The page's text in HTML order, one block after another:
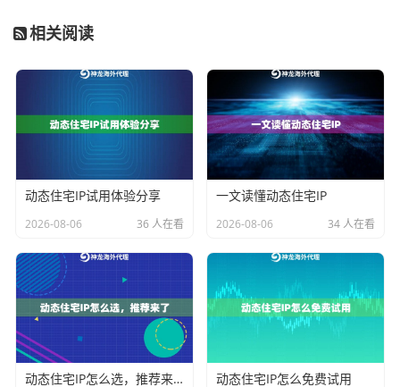
适合那些需要模拟真人行为、但IP更换需求不极端的场
景，例如跨境电商平台的日常商品上架、价格监控，或
者海外社交媒体的内容发布与互动。它的优势在于在可
信度和成本之间取得了良好平衡。
企业级动态住宅IP：
当你的业务升级，需要更广泛的全
海量IP去重，确保了资源的洁净，这对于广告投放团队
同时管理多个账户、金融科技公司进行风控数据采集等
成功率敏感的业务至关重要。如果你的业务已经公司
化、规模化运营，这是更稳妥的选择。
不限量代理IP：这是为“数据饥渴”型业务准备的终极方
相关阅读
动态住宅IP试用体验分享
2026-08-06 36 人在看
一文读懂动态住宅IP
2026-08-06 34 人在看
动态住宅IP怎么选，推荐来了 动态住宅IP怎么免费试用